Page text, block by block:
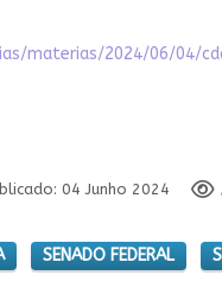
materias/2024/06/
04 Junho 2024
SENADO FEDERAL